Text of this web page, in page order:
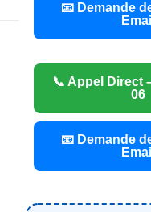
📧 Demande
Email
📞 Appel Direct
06
📧 Demande
Email